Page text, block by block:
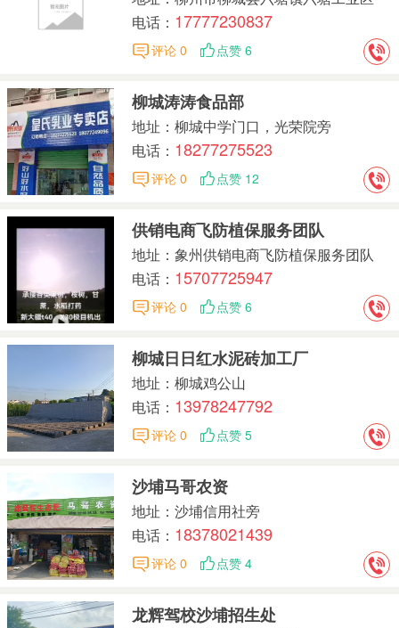
电话： 17777230837
评论 0 点赞 6
柳城涛涛食品部
地址：柳城中学门口，光荣院旁
电话： 18277275523
评论 0 点赞 12
供销电商飞防植保服务团队
地址：象州供销电商飞防植保服务团队
电话： 15707725947
评论 0 点赞 6
柳城日日红水泥砖加工厂
地址：柳城鸡公山
电话： 13978247792
评论 0 点赞 5
沙埔马哥农资
地址：沙埔信用社旁
电话： 18378021439
评论 0 点赞 4
龙辉驾校沙埔招生处